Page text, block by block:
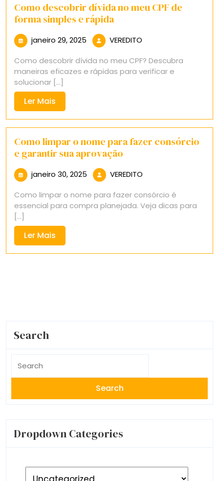
Como descobrir dívida no meu CPF de
forma simples e rápida
janeiro 29, 2025 janeiro
2025
VEREDITO
Como descobrir dívida no meu CPF? Descubra
maneiras eficazes e rápidas para verificar e
solucionar [...]
Ler Mais
Mais
Como limpar o nome para fazer consórcio
e garantir sua aprovação
janeiro 30, 2025 janeiro
30,
2025
VEREDITO
Como limpar o nome para fazer consórcio é
essencial para compra planejada. Veja dicas para
[...]
Ler Mais
Mais
Search
for:
Dropdown Categories